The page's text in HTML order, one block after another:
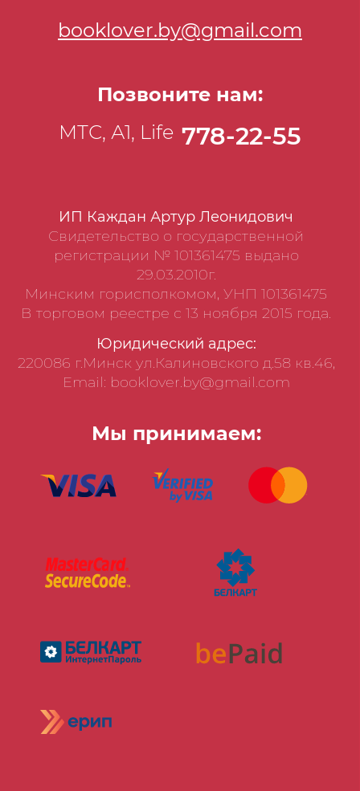
ИП Каждан Артур Леонидович
Свидетельство о государственной
регистрации № 101361475 выдано
29.03.2010г.
Минским горисполкомом, УНП 101361475
В торговом реестре с 13 ноября 2015 года.
Юридический адрес:
220086 г.Минск ул.Калиновского д.58 кв.46,
Email: booklover.by@gmail.com
Мы принимаем:
booklover.by@gmail.com
Позвоните нам:
МТС, А1, Life 778-22-55